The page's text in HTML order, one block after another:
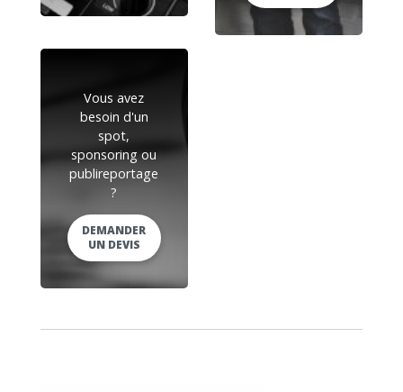
Vous avez
besoin d'un
spot,
sponsoring ou
publireportage
?
DEMANDER
UN DEVIS